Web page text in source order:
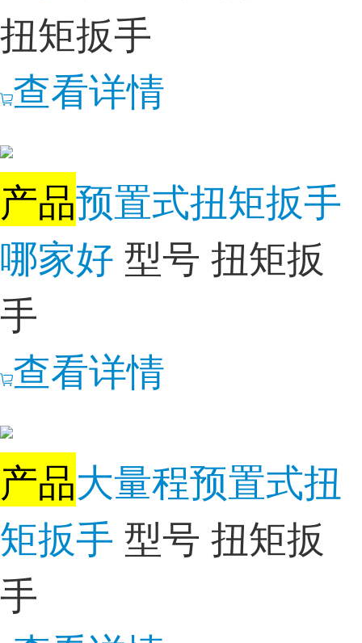
扭矩扳手
查看详情
产品预置式扭矩扳手
哪家好 型号 扭矩扳
手
查看详情
产品大量程预置式扭
矩扳手 型号 扭矩扳
手